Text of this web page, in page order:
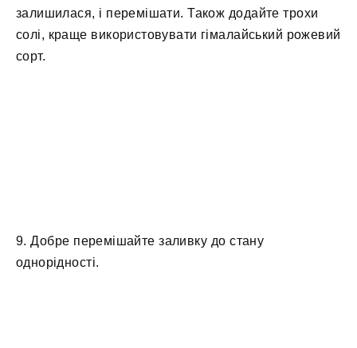
залишилася, і перемішати. Також додайте трохи
солі, краще використовувати гімалайський рожевий
сорт.
9. Добре перемішайте заливку до стану
однорідності.